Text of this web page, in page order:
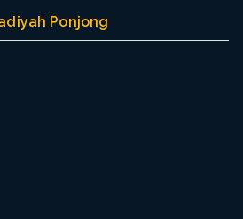
Ponjong